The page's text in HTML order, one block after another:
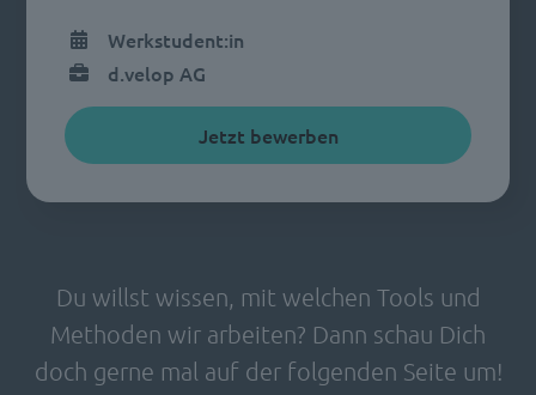
Werkstudent:in
d.velop AG
Jetzt bewerben
Du willst wissen, mit welchen Tools und
Methoden wir arbeiten? Dann schau Dich
doch gerne mal auf der folgenden Seite um!